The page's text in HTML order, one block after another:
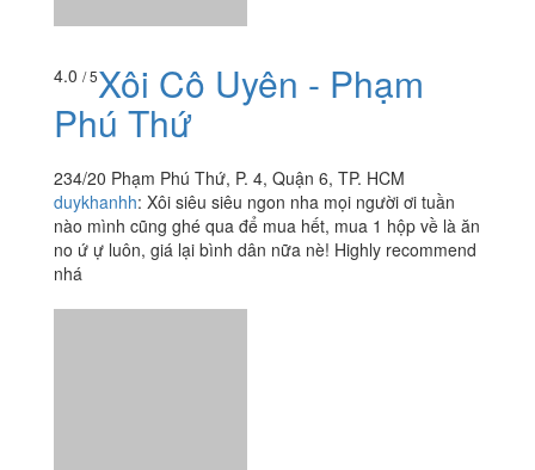
duykhanhh:Xôi siêu siêu ngon nha mọi người ơi tuần
no ứ ự luôn, giá lại bình dân nữa nè! Highly recommend